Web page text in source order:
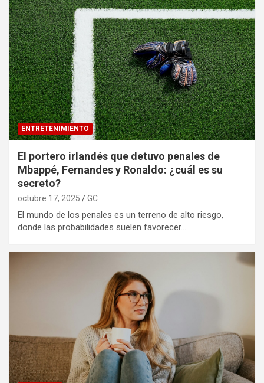
ENTRETENIMIENTO
El portero irlandés que detuvo penales de
Mbappé, Fernandes y Ronaldo: ¿cuál es su
secreto?
octubre 17, 2025 GC
El mundo de los penales es un terreno de alto riesgo,
donde las probabilidades suelen favorecer…